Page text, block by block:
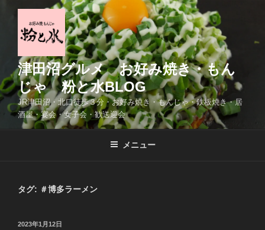
へ
ス
キ
津田沼グルメ お好み焼き・もん
じゃ 粉と水BLOG
JR津田沼・北口徒歩３分・お好み焼き・もんじゃ・鉄板焼き・居
酒屋・宴会・女子会・歓送迎会
メニュー
タグ: ＃博多ラーメン
投
2023年1月12日